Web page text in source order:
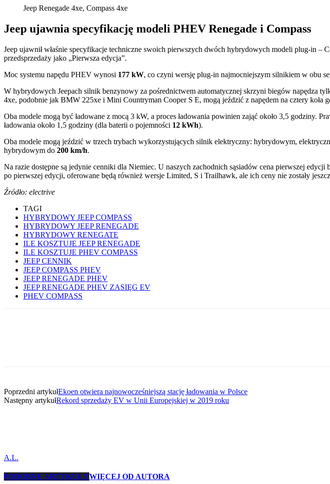
Jeep Renegade 4xe, Compass 4xe
Jeep ujawnia specyfikację modeli PHEV Renegade i Compass
Jeep ujawnił właśnie specyfikacje techniczne swoich pierwszych dwóch hybrydowych modeli plug-in –
przedsprzedaży jako „Pierwsza edycja”.
Moc systemu napędu PHEV wynosi 177 kW, co czyni wersję plug-in najmocniejszym silnikiem w obu
W hybrydowych Jeepach silnik benzynowy za pośrednictwem automatycznej skrzyni biegów napędza
4xe, podobnie jak BMW 225xe i Mini Countryman Cooper S E, mogą jeździć z napędem na cztery koła
Oba modele mogą być ładowane z mocą 3 kW, a proces ładowania powinien zająć około 3,5 godziny.
ładowania około 1,5 godziny (dla baterii o pojemności 12 kWh).
Oba modele mogą jeździć w trzech trybach wykorzystujących silnik elektryczny: hybrydowym,
hybrydowym do 200 km/h.
Na razie dostępne są jedynie cenniki dla Niemiec. U naszych zachodnich sąsiadów cena pierwszej edycji
po pierwszej edycji, oferowane będą również wersje Limited, S i Trailhawk, ale ich ceny nie zostały
Źródło: electrive
TAGI
HYBRYDOWY JEEP COMPASS
HYBRYDOWY JEEP RENEGADE
HYBRYDOWY RENEGATE
ILE KOSZTUJE JEEP RENEGADE
ILE KOSZTUJE PHEV COMPASS
JEEP CENNIK
JEEP COMPASS PHEV
JEEP RENEGADE PHEV
JEEP RENEGADE PHEV ZASIĘG EV
PHEV COMPASS
Poprzedni artykułEkoen otwiera najnowocześniejszą stację ładowania w Polsce
Następny artykułRekord sprzedaży EV w Unii Europejskiej w 2019 roku
A.L.
PODOBNE ARTYKUŁYWIĘCEJ OD AUTORA